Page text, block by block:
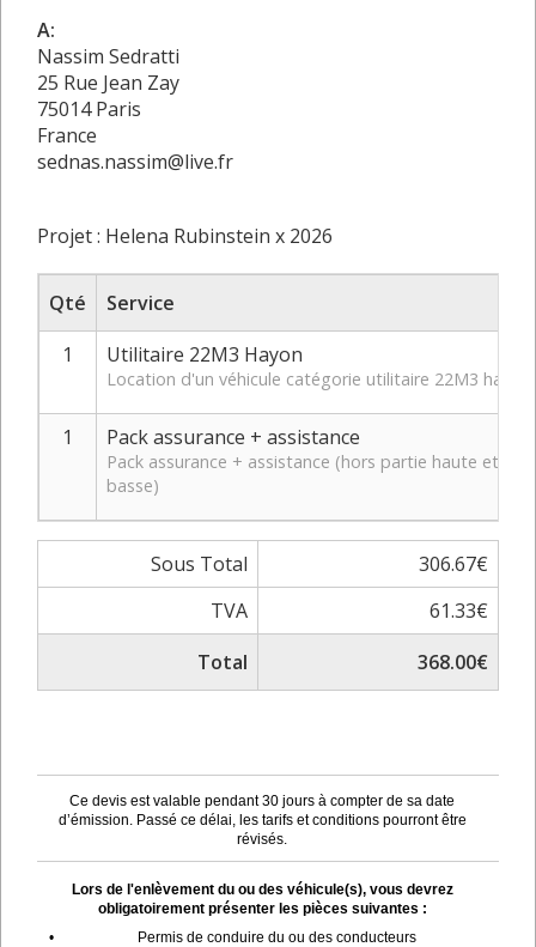
A:
Nassim Sedratti
25 Rue Jean Zay
75014 Paris
France
sednas.nassim@live.fr
Projet : Helena Rubinstein x 2026
Qté
Service
1
Utilitaire 22M3 Hayon
Location d'un véhicule catégorie utilitaire 22M3
1 Pack assurance + assistance
Pack assurance + assistance (hors partie haute et
basse)
Sous Total
306.67€
TVA
61.33€
Total
368.00€
Ce devis est valable pendant 30 jours à compter de sa date
d’émission. Passé ce délai, les tarifs et conditions pourront être
révisés.
Lors de l'enlèvement du ou des véhicule(s), vous devrez
obligatoirement présenter les pièces suivantes :
•
Permis de conduire du ou des conducteurs